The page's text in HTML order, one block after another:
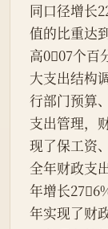
同口径增长
值的比重达
高007个百
大支出结构
行部门预算
支出管理，
现了保工资
全年财政支
年增长
年实现了财